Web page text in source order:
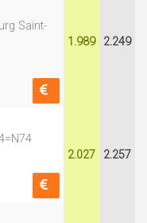
Saint-
1.989 2.249
2.027 2.257